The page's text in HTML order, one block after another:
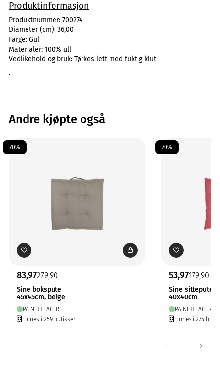
Produktinformasjon
Produktnummer: 700274
Diameter (cm): 36,00
Farge: Gul
Materialer: 100% ull
Vedlikehold og bruk: Tørkes lett med fuktig klut
.
Andre kjøpte også
70%
83,97279,90
Sine bokspute
45x45cm, beige
PÅ NETTLAGER
Finnes i 259 butikker
70%
53,97179,90
Sine sittepute
40x40cm
PÅ NETTLAGER
Finnes i 275